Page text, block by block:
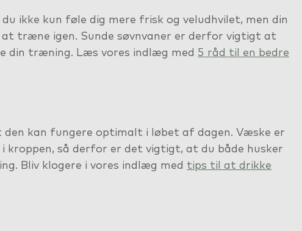
ikke kun føle dig mere frisk og veludhvilet, men din
træne igen. Sunde søvnvaner er derfor vigtigt at
din træning. Læs vores indlæg med 5 råd til en bedre
kan fungere optimalt i løbet af dagen. Væske er
kroppen, så derfor er det vigtigt, at du både husker
Bliv klogere i vores indlæg med tips til at drikke